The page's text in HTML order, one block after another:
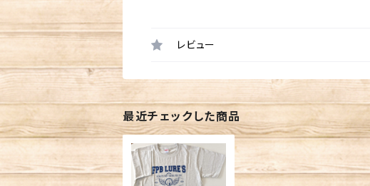
レビュー
最近チェックした商品